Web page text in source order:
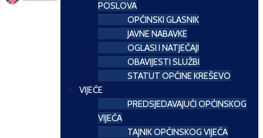
POSLOVA
OPĆINSKI GLASNIK
JAVNE NABAVKE
OGLASI I NATJEČAJI
OBAVIJESTI SLUŽBI
STATUT OPĆINE KREŠEVO
VIJEĆE
PREDSJEDAVAJUĆI OPĆINSKOG
VIJEĆA
TAJNIK OPĆINSKOG VIJEĆA